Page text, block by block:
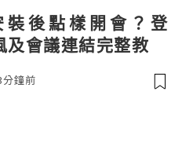
裝後點樣開會？登
會議連結完整教學
分鐘前